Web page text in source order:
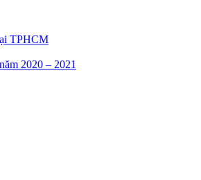
TPHCM
2020 – 2021